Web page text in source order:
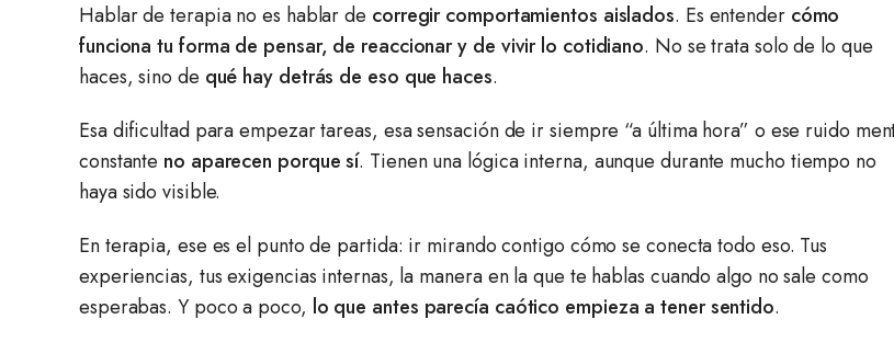
Hablar de terapia no es hablar de corregir comportamientos aislados. Es entender cómo
funciona tu forma de pensar, de reaccionar y de vivir lo cotidiano. No se trata solo de lo que
haces, sino de qué hay detrás de eso que haces.
Esa dificultad para empezar tareas, esa sensación de ir siempre “a última hora” o ese ruido
constante no aparecen porque sí. Tienen una lógica interna, aunque durante mucho tiempo no
haya sido visible.
En terapia, ese es el punto de partida: ir mirando contigo cómo se conecta todo eso. Tus
experiencias, tus exigencias internas, la manera en la que te hablas cuando algo no sale como
esperabas. Y poco a poco, lo que antes parecía caótico empieza a tener sentido.